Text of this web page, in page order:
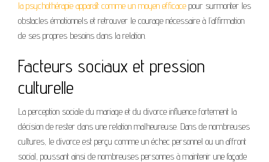
la psychothérapie apparaît comme un moyen efficace pour surmonter les
obstacles émotionnels et retrouver le courage nécessaire à l’affirmation
de ses propres besoins dans la relation.
Facteurs sociaux et pression
culturelle
La perception sociale du mariage et du divorce influence fortement la
décision de rester dans une relation malheureuse. Dans de nombreuses
cultures, le divorce est perçu comme un échec personnel ou un affront
social, poussant ainsi de nombreuses personnes à maintenir une façade